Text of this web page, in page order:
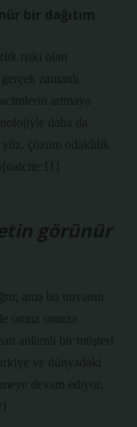
bir dağıtım
riski olan
zamanlı
artmaya
daha da
çözüm odaklılık
görünür
ama bu unvanın
omuz omuza
anlamlı bir müşteri
ve dünyadaki
devam ediyor.